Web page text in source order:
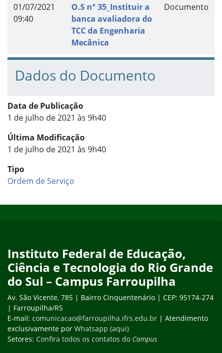
01/07/2021
09:40
O.S n° 35_Instituir a
banca avaliadora do
TCC da Engenharia
Mecânica
Documento
Dados do Documento
Data de Publicação
1 de julho de 2021 às 9h40
Última Modificação
1 de julho de 2021 às 9h40
Tipo
Ordem de Serviço
Instituto Federal de Educação,
Ciência e Tecnologia do Rio Grande
do Sul – Campus Farroupilha
Av. São Vicente, 785 | Bairro Cinquentenário | CEP: 95174-274
| Farroupilha/RS
E-mail: comunicacao@farroupilha.ifrs.edu.br | Atendimento
exclusivamente por Whatsapp (aqui)
Setores: Confira todos os contatos do Campus